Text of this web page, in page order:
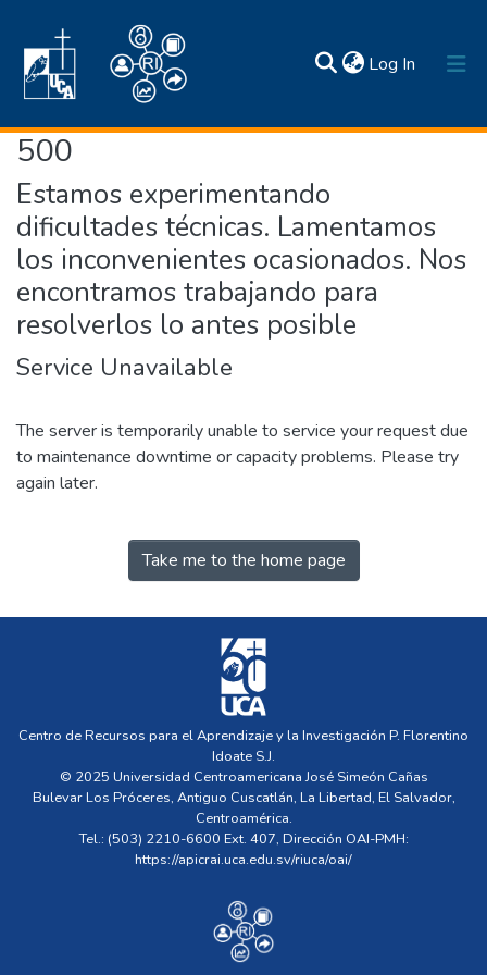
Log In (current)
Comunidades y colecciones
Estadísticas
Búsqueda por
Normativas
Acerca de
Contactos
500
Estamos experimentando
dificultades técnicas. Lamentamos
los inconvenientes ocasionados. Nos
encontramos trabajando para
resolverlos lo antes posible
Service Unavailable
The server is temporarily unable to service your request due
to maintenance downtime or capacity problems. Please try
again later.
Take me to the home page
Centro de Recursos para el Aprendizaje y la Investigación P. Florentino
Idoate S.J.
© 2025 Universidad Centroamericana José Simeón Cañas
Bulevar Los Próceres, Antiguo Cuscatlán, La Libertad, El Salvador,
Centroamérica.
Tel.: (503) 2210-6600 Ext. 407, Dirección OAI-PMH:
https://apicrai.uca.edu.sv/riuca/oai/